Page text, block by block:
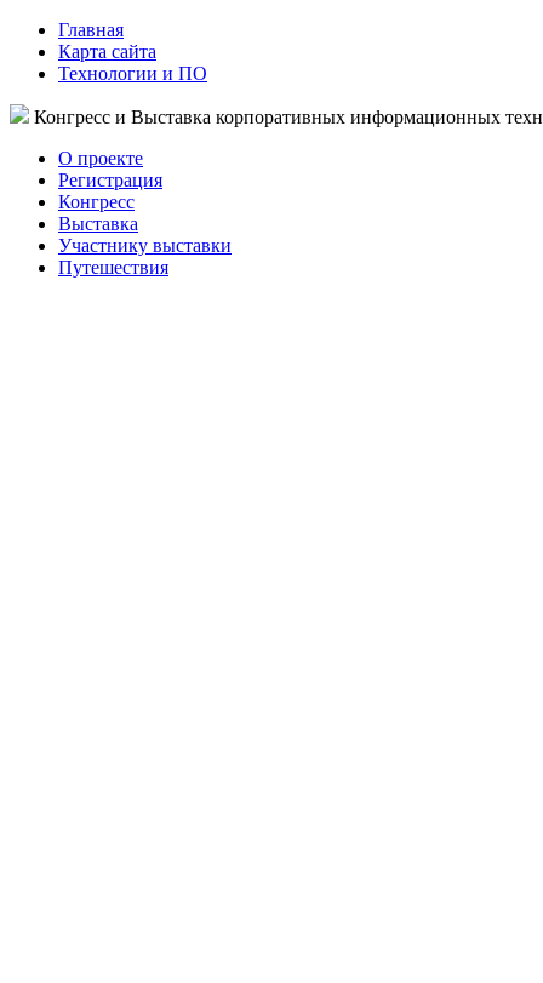
Главная
Карта сайта
Технологии и ПО
Конгресс и Выставка корпоративных информационных
О проекте
Регистрация
Конгресс
Выставка
Участнику выставки
Путешествия